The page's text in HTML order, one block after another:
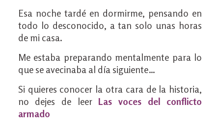
Esa noche tardé en dormirme, pensando en
todo lo desconocido, a tan solo unas horas
de mi casa.
Me estaba preparando mentalmente para lo
que se avecinaba al día siguiente…
Si quieres conocer la otra cara de la historia,
no dejes de leerLas voces del conflicto
armado